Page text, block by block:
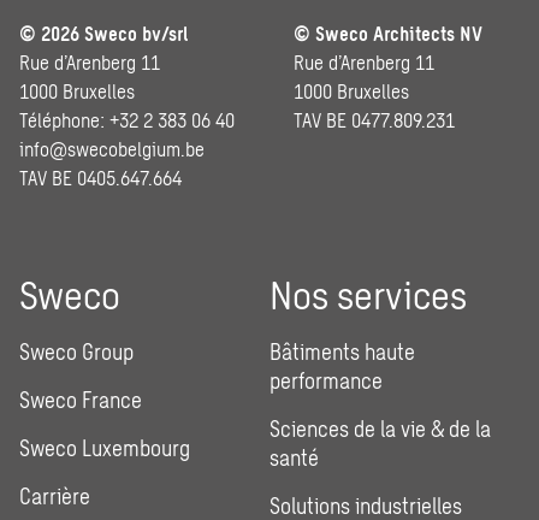
© 2026 Sweco bv/srl
Rue d’Arenberg 11
1000 Bruxelles
Téléphone: +32 2 383 06 40
info@swecobelgium.be
TAV BE 0405.647.664
© Sweco Architects NV
Rue d’Arenberg 11
1000 Bruxelles
TAV BE 0477.809.231
Sweco
Sweco Group
Sweco France
Sweco Luxembourg
Carrière
Nos services
Bâtiments haute
performance
Sciences de la vie & de la
santé
Solutions industrielles